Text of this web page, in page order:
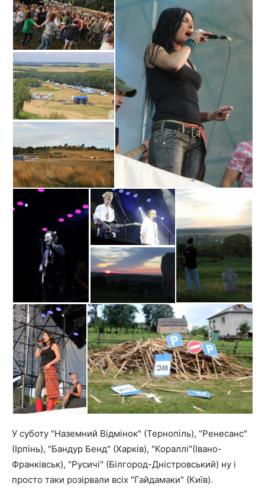
У суботу "Наземний Відмінок" (Тернопіль), "Ренесанс"
(Ірпінь), "Бандур Бенд" (Харків), "Кораллі"(Івано-
Франківськ), "Русичі" (Білгород-Дністровський) ну і
просто таки розірвали всіх "Гайдамаки" (Київ).